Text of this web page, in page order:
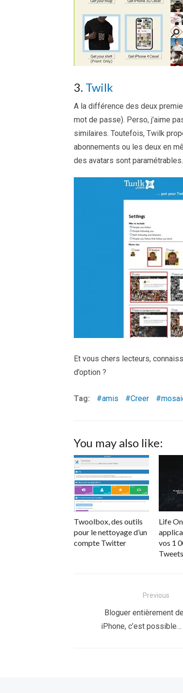
3. Twilk
A la différence des deux
mot de passe). Perso, j’aime
similaires. Toutefois, Twilk
abonnements ou les deux en
des avatars sont paramétrables.
Et vous chers lecteurs,
d’option ?
Tag: amis Creer
You may also like:
Twoolbox, des outils
pour le nettoyage d’un
compte Twitter
Life
vos 1
Tweets
l’article
Previous
Previous
post:
Bloguer entièrement
iPhone, c’est possible…